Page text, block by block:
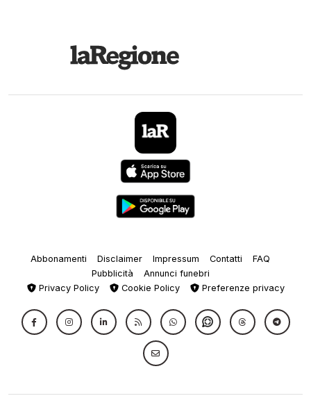
Abbonamenti Disclaimer Impressum Contatti
FAQ
Pubblicità
Annunci funebri
Privacy Policy
Cookie Policy Preferenze privacy